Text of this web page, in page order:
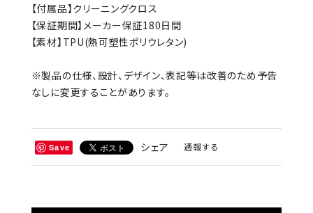
【付属品】クリーニングクロス
【保証期間】メーカー保証180日間
【素材】TPU(熱可塑性ポリウレタン)
※製品の仕様、設計、デザイン、表記等は改善のため予告
なしに変更することがあります。
Save シェア 通報する